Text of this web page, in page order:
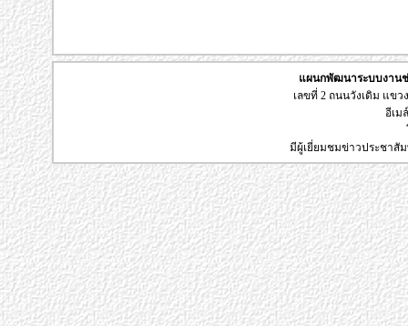
แผนกพัฒนาระบบงานช่
เลขที่ 2 ถนนวังเดิม แขว
อีเม
มีผู้เยี่ยมชมข่าวประชา